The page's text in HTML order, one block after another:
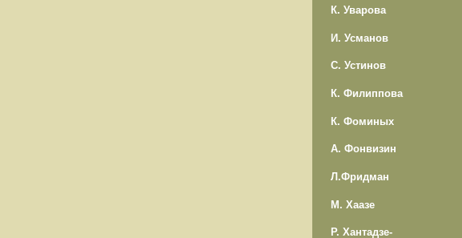
К. Уварова
И. Усманов
С. Устинов
К. Филиппова
К. Фоминых
А. Фонвизин
Л.Фридман
М. Хаазе
Р. Хантадзе-